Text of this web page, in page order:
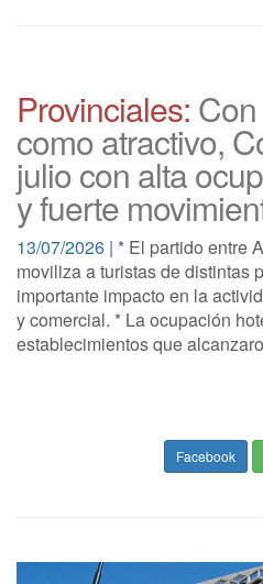
Provinciales:
como atractivo,
julio con alta
y fuerte
13/07/2026 | * El partido entre
moviliza a turistas de distintas
importante impacto en la
y comercial. * La ocupación
establecimientos que
Facebook